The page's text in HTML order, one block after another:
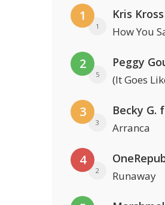
1
1 How You
2
5
Peggy
(It Goes
3
3
Becky G.
Arranca
4
2 Runaway